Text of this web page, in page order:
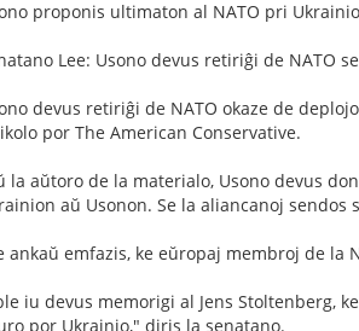
proponis ultimaton al NATO pri Ukrainio
Lee: Usono devus retiriĝi de NATO
devus retiriĝi de NATO okaze de
por The American Conservative.
la aŭtoro de la materialo, Usono devus
aŭ Usonon. Se la aliancanoj
ankaŭ emfazis, ke eŭropaj membroj de la
iu devus memorigi al Jens Stoltenberg,
por Ukrainio," diris la senatano.